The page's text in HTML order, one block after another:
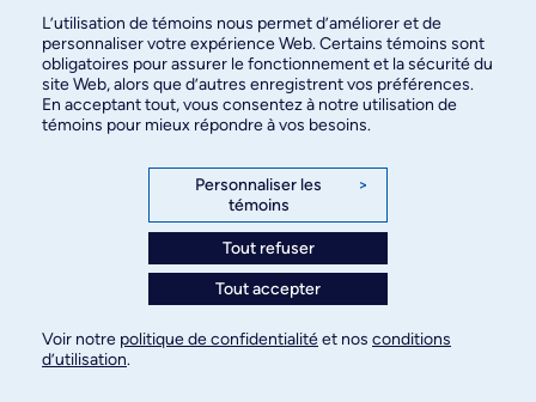
Services
FAQ
Nous joindre
Faculté de médecine, Université de Montréal, 2026. Tous
Confidentialité
L’utilisation de témoins nous permet d’améliorer et de
personnaliser votre expérience Web. Certains témoins sont
obligatoires pour assurer le fonctionnement et la sécurité du
site Web, alors que d’autres enregistrent vos préférences.
En acceptant tout, vous consentez à notre utilisation de
témoins pour mieux répondre à vos besoins.
Personnaliser les
témoins
>
Tout refuser
Tout accepter
Voir notre politique de confidentialitéet nos conditions
d’utilisation.